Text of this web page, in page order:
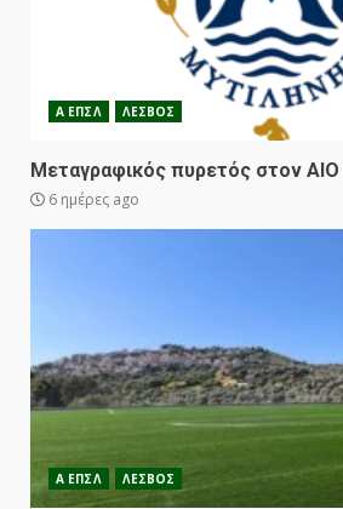
Α ΕΠΣΛ ΛΕΣΒΟΣ
Μεταγραφικός πυρετός στον
6 ημέρες ago
Α ΕΠΣΛ ΛΕΣΒΟΣ